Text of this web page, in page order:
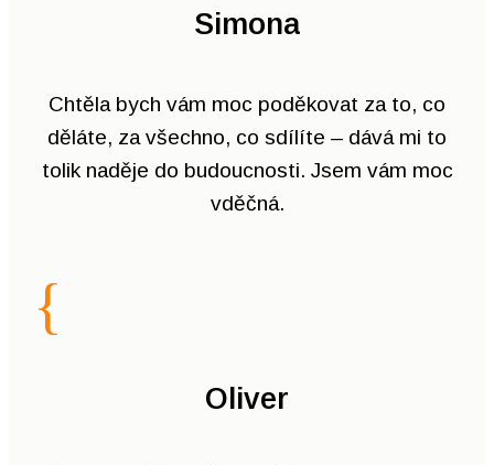
Simona
Chtěla bych vám moc poděkovat za to, co
děláte, za všechno, co sdílíte – dává mi to
tolik naděje do budoucnosti. Jsem vám moc
vděčná.
{
Oliver